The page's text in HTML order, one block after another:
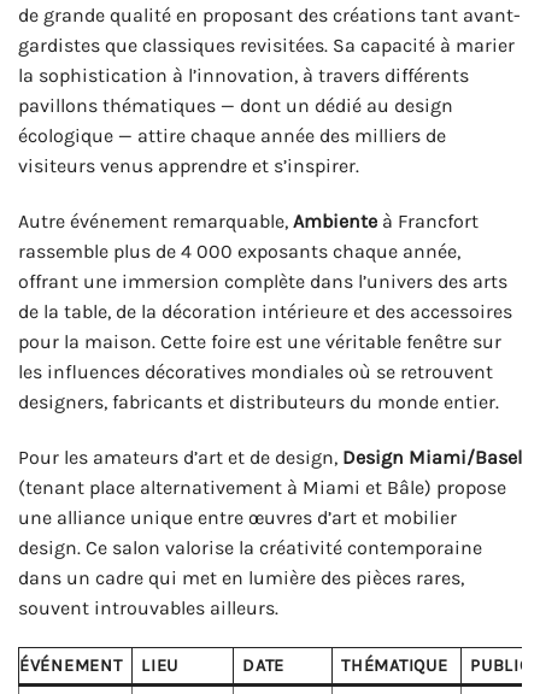
de grande qualité en proposant des créations tant avant-
gardistes que classiques revisitées. Sa capacité à marier
la sophistication à l’innovation, à travers différents
pavillons thématiques — dont un dédié au design
écologique — attire chaque année des milliers de
visiteurs venus apprendre et s’inspirer.
Autre événement remarquable, Ambiente à Francfort
rassemble plus de 4 000 exposants chaque année,
offrant une immersion complète dans l’univers des arts
de la table, de la décoration intérieure et des accessoires
pour la maison. Cette foire est une véritable fenêtre sur
les influences décoratives mondiales où se retrouvent
designers, fabricants et distributeurs du monde entier.
Pour les amateurs d’art et de design, Design Miami/Basel
(tenant place alternativement à Miami et Bâle) propose
une alliance unique entre œuvres d’art et mobilier
design. Ce salon valorise la créativité contemporaine
dans un cadre qui met en lumière des pièces rares,
souvent introuvables ailleurs.
ÉVÉNEMENT LIEU DATE THÉMATIQUE PUBLIC